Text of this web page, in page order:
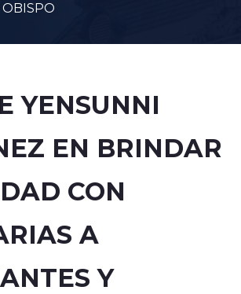
OBISPO
YENSUNNI
EN BRINDAR
CON
A
Y